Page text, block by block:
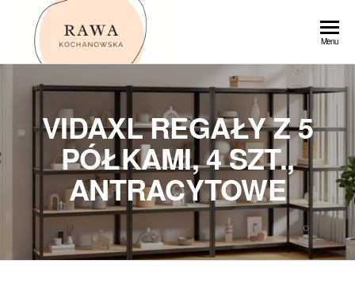
Przejdź
Menu
VIDAXL REGAŁY Z 5
PÓŁKAMI, 4 SZT.,
ANTRACYTOWE